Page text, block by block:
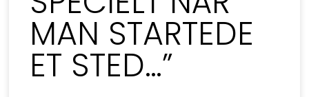
MAN STARTEDE
ET STED…”